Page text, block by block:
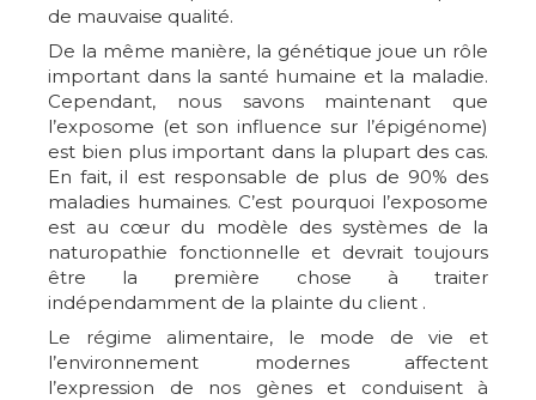
de mauvaise qualité.
De la même manière, la génétique joue un rôle
important dans la santé humaine et la maladie.
Cependant, nous savons maintenant que
l’exposome (et son influence sur l’épigénome)
est bien plus important dans la plupart des cas.
En fait, il est responsable de plus de 90% des
maladies humaines. C’est pourquoi l’exposome
est au cœur du modèle des systèmes de la
naturopathie fonctionnelle et devrait toujours
être la première chose à traiter
indépendamment de la plainte du client .
Le régime alimentaire, le mode de vie et
l’environnement modernes affectent
l’expression de nos gènes et conduisent à